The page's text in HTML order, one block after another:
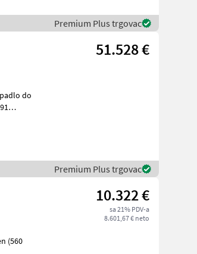
Premium Plus trgovac
51.528 €
Premium Plus trgovac
10.322 €
sa 21% PDV-a
8.601,67 € neto
(560